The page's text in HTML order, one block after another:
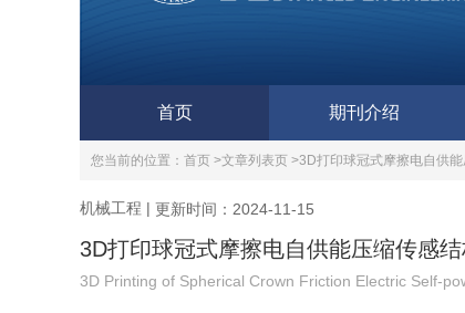
首页 期刊介绍
您当前的位置： 首页 >文章列表页 >3D打印球冠式摩擦电自供
机械工程 | 更新时间：2024-11-15
3D打印球冠式摩擦电自供能压缩传感
3D Printing of Spherical Crown Friction Electric Self-